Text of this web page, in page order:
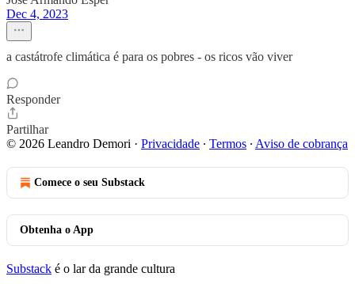
Dec 4, 2023
a castátrofe climática é para os pobres - os ricos vão viver
Responder
Partilhar
© 2026 Leandro Demori · Privacidade ∙ Termos ∙ Aviso de cobrança
Comece o seu Substack
Obtenha o App
Substack é o lar da grande cultura